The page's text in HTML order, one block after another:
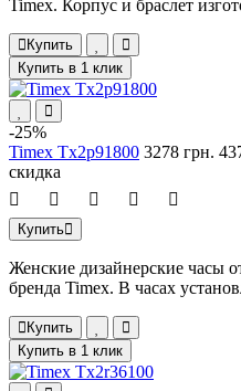
Timex. Корпус и браслет
Купить
Купить в 1 клик
-25%
Timex Tx2p91800 3278 грн.
скидка
Купить
Женские дизайнерские часы
бренда Timex. В часах
Купить
Купить в 1 клик